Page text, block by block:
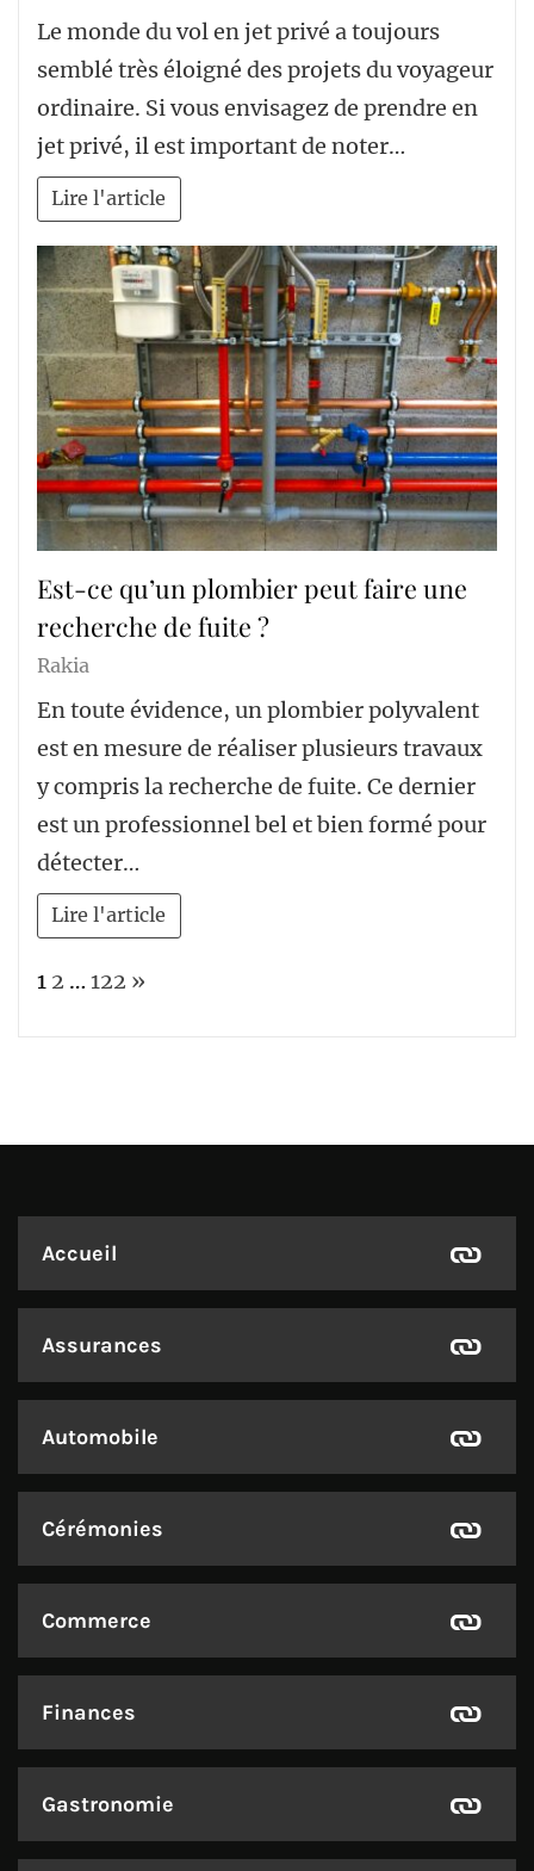
Le monde du vol en jet privé a toujours
semblé très éloigné des projets du voyageur
ordinaire. Si vous envisagez de prendre en
jet privé, il est important de noter…
Lire l'article
Est-ce qu’un plombier peut faire une
recherche de fuite ?
Rakia
En toute évidence, un plombier polyvalent
est en mesure de réaliser plusieurs travaux
y compris la recherche de fuite. Ce dernier
est un professionnel bel et bien formé pour
détecter…
Lire l'article
Page:
1 2 … 122 Next
»
Accueil
Assurances
Automobile
Cérémonies
Commerce
Finances
Gastronomie